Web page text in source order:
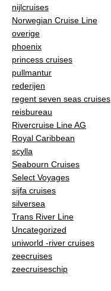
nijlcruises
Norwegian Cruise Line
overige
phoenix
princess cruises
pullmantur
rederijen
regent seven seas cruises
reisbureau
Rivercruise Line AG
Royal Caribbean
scylla
Seabourn Cruises
Select Voyages
sijfa cruises
silversea
Trans River Line
Uncategorized
uniworld -river cruises
zeecruises
zeecruiseschip